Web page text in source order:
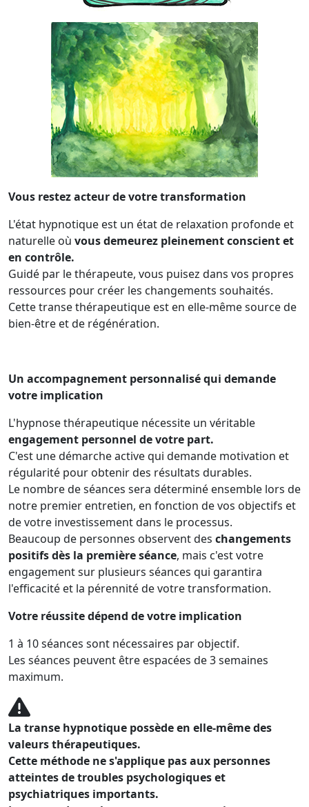
Vous restez acteur de votre transformation
L'état hypnotique est un état de relaxation profonde et
naturelle où vous demeurez pleinement conscient et
en contrôle.
Guidé par le thérapeute, vous puisez dans vos propres
ressources pour créer les changements souhaités.
Cette transe thérapeutique est en elle-même source de
bien-être et de régénération.
Un accompagnement personnalisé qui demande
votre implication
L'hypnose thérapeutique nécessite un véritable
engagement personnel de votre part.
C'est une démarche active qui demande motivation et
régularité pour obtenir des résultats durables.
Le nombre de séances sera déterminé ensemble lors de
notre premier entretien, en fonction de vos objectifs et
de votre investissement dans le processus.
Beaucoup de personnes observent des changements
positifs dès la première séance, mais c'est votre
engagement sur plusieurs séances qui garantira
l'efficacité et la pérennité de votre transformation.
Votre réussite dépend de votre implication
1 à 10 séances sont nécessaires par objectif.
Les séances peuvent être espacées de 3 semaines
maximum.
La transe hypnotique possède en elle-même des
valeurs thérapeutiques.
Cette méthode ne s'applique pas aux personnes
atteintes de troubles psychologiques et
psychiatriques importants.